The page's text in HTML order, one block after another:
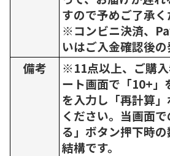
すので予めご了承く
※コンビニ決済、
いはご入金確認後の
備考
※11点以上、ご購
ート画面で「10+」
を入力し「再計算
ください。当画面
る」ボタン押下時
結構です。